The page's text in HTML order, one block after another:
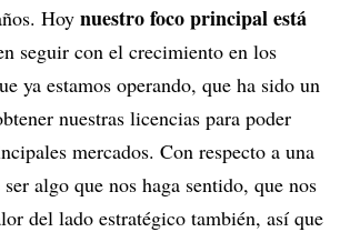
Hoy nuestro foco principal está
seguir con el crecimiento en los
ya estamos operando, que ha sido un
nuestras licencias para poder
mercados. Con respecto a una
algo que nos haga sentido, que nos
del lado estratégico también, así que